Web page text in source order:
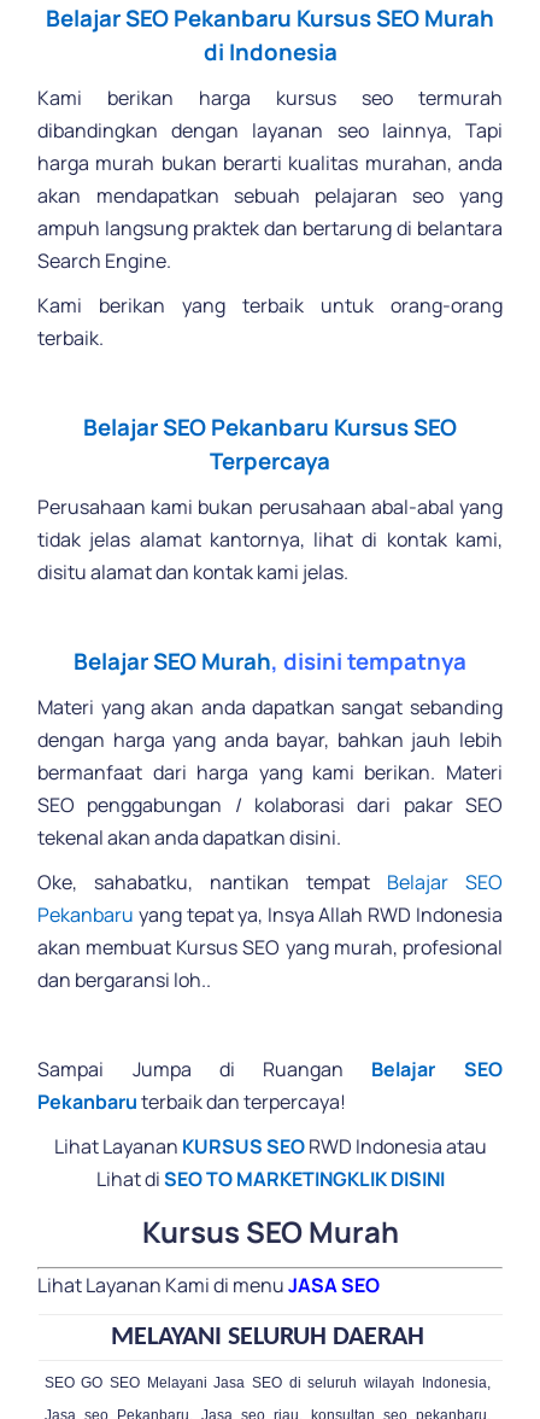
Belajar SEO Pekanbaru Kursus SEO Murah
di Indonesia
Kami berikan harga kursus seo termurah
dibandingkan dengan layanan seo lainnya, Tapi
harga murah bukan berarti kualitas murahan, anda
akan mendapatkan sebuah pelajaran seo yang
ampuh langsung praktek dan bertarung di belantara
Search Engine.
Kami berikan yang terbaik untuk orang-orang
terbaik.
Belajar SEO Pekanbaru Kursus SEO
Terpercaya
Perusahaan kami bukan perusahaan abal-abal yang
tidak jelas alamat kantornya, lihat di kontak kami,
disitu alamat dan kontak kami jelas.
Belajar SEO Murah, disini tempatnya
Materi yang akan anda dapatkan sangat sebanding
dengan harga yang anda bayar, bahkan jauh lebih
bermanfaat dari harga yang kami berikan. Materi
SEO penggabungan / kolaborasi dari pakar SEO
tekenal akan anda dapatkan disini.
Oke, sahabatku, nantikan tempat Belajar SEO
Pekanbaru yang tepat ya, Insya Allah RWD Indonesia
akan membuat Kursus SEO yang murah, profesional
dan bergaransi loh..
Sampai Jumpa di Ruangan Belajar SEO
Pekanbaruterbaik dan terpercaya!
Lihat Layanan KURSUS SEORWD Indonesia atau
Lihat diSEO TO MARKETINGKLIK DISINI
Kursus SEO Murah
Lihat Layanan Kami di menuJASA SEO
MELAYANI SELURUH DAERAH
SEO GO SEO Melayani Jasa SEO di seluruh wilayah Indonesia,
Jasa seo Pekanbaru, Jasa seo riau, konsultan seo pekanbaru,